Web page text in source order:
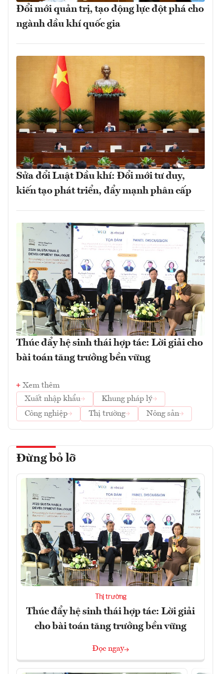
Đổi mới quản trị, tạo động lực đột phá cho
ngành dầu khí quốc gia
Sửa đổi Luật Dầu khí: Đổi mới tư duy,
kiến tạo phát triển, đẩy mạnh phân cấp
Thúc đẩy hệ sinh thái hợp tác: Lời giải cho
bài toán tăng trưởng bền vững
Xem thêm
Xuất nhập khẩu
Khung pháp lý
Công nghiệp
Thị trường Nông sản
Đừng bỏ lỡ
Thị trường
Thúc đẩy hệ sinh thái hợp tác: Lời giải
cho bài toán tăng trưởng bền vững
Đọc ngay